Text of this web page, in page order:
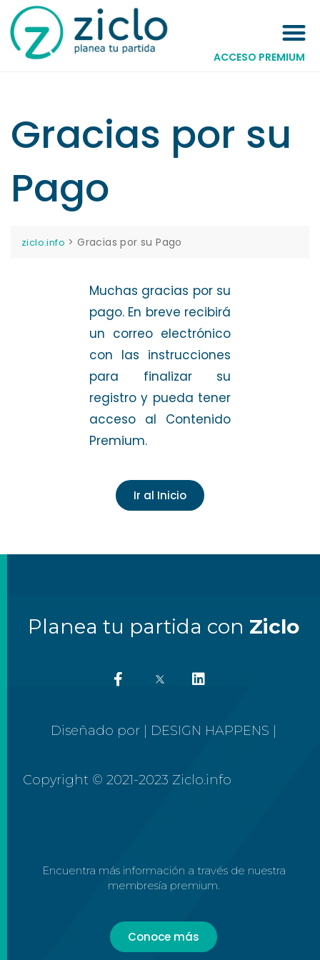
ACCESO PREMIUM
Gracias por su
Pago
ziclo.info >Gracias por su Pago
Muchas gracias por su
pago. En breve recibirá
un correo electrónico
con las instrucciones
para finalizar su
registro y pueda tener
acceso al Contenido
Premium.
Ir al Inicio
Planea tu partida con Ziclo
Diseñado por | DESIGN HAPPENS |
Copyright © 2021-2023 Ziclo.info
Encuentra más información a través de nuestra
membresía premium.
Conoce más